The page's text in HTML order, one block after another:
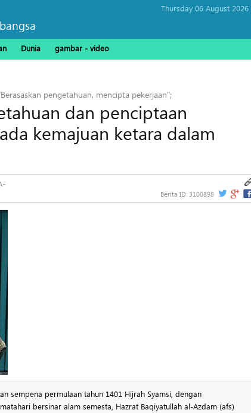
Thursday 06 August 2026 ,
Dunia gambar - video
pengetahuan, mencipta pekerjaan";
dan penciptaan
kemajuan ketara dalam
Berita ID: 3100898
sempena permulaan tahun 1401 Hijrah Syamsi, dengan
bersinar alam semesta, Hazrat Baqiyatullah al-Azdam (afs)